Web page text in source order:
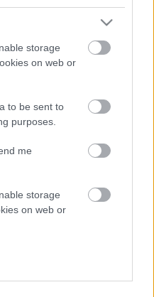
storage
on web or
to be sent to
purposes.
me
storage
on web or
storage
website or app.
álommal, mivel teljesen
a vágyott látnivalók
és egyszerűen
hogy közeledünk a
ki a…